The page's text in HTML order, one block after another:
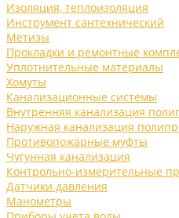
Изоляция, теплоизоляция
Инструмент сантехнический
Метизы
Прокладки и ремонтные
Уплотнительные материалы
Хомуты
Канализационные системы
Внутренняя канализация
Наружная канализация
Противопожарные муфты
Чугунная канализация
Контрольно-измерительные
Датчики давления
Манометры